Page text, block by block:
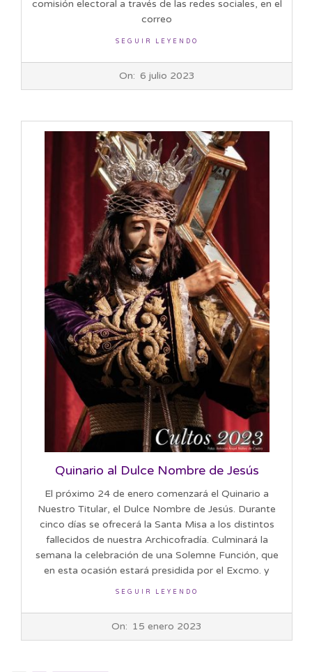
comisión electoral a través de las redes sociales, en el
correo
SEGUIR LEYENDO
On: 6 julio 2023
Quinario al Dulce Nombre de Jesús
El próximo 24 de enero comenzará el Quinario a
Nuestro Titular, el Dulce Nombre de Jesús. Durante
cinco días se ofrecerá la Santa Misa a los distintos
fallecidos de nuestra Archicofradía. Culminará la
semana la celebración de una Solemne Función, que
en esta ocasión estará presidida por el Excmo. y
SEGUIR LEYENDO
On: 15 enero 2023